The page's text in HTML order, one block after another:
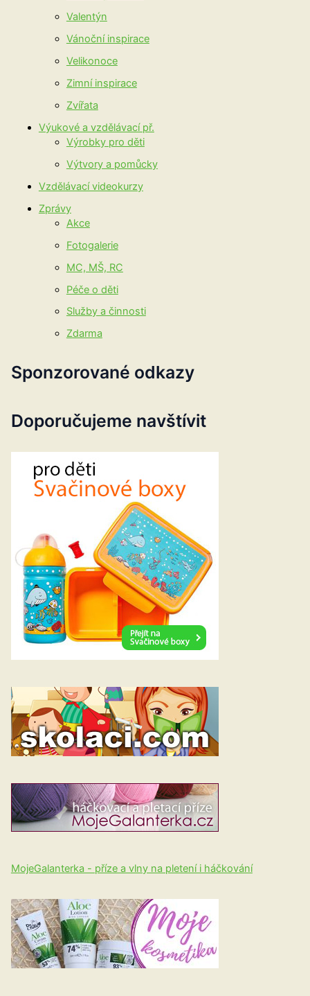
Valentýn
Vánoční inspirace
Velikonoce
Zimní inspirace
Zvířata
Výukové a vzdělávací př.
Výrobky pro děti
Výtvory a pomůcky
Vzdělávací videokurzy
Zprávy
Akce
Fotogalerie
MC, MŠ, RC
Péče o děti
Služby a činnosti
Zdarma
Sponzorované odkazy
Doporučujeme navštívit
MojeGalanterka - příze a vlny na pletení i háčkování